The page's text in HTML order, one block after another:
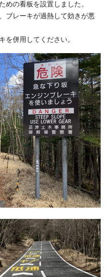
めの看板を設置しました。
ブレーキが過熱して効きが悪
を併用してください。